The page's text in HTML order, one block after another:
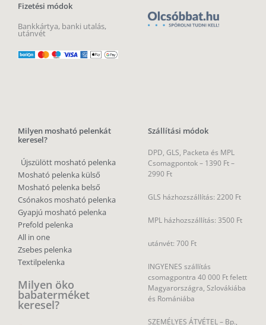
Fizetési módok
Bankkártya, banki utalás,
utánvét
Milyen mosható pelenkát
keresel?
Újszülött mosható pelenka
Mosható pelenka külső
Mosható pelenka belső
Csónakos mosható pelenka
Gyapjú mosható pelenka
Prefold pelenka
All in one
Zsebes pelenka
Textilpelenka
Milyen öko
babaterméket
keresel?
Szállítási módok
DPD, GLS, Packeta és MPL
Csomagpontok – 1390 Ft –
2990 Ft
GLS házhozszállítás: 2200 Ft
MPL házhozszállítás: 3500 Ft
utánvét: 700 Ft
INGYENES szállítás
csomagpontra 40 000 Ft felett
Magyarországra, Szlovákiába
és Romániába
SZEMÉLYES ÁTVÉTEL – Bp.,